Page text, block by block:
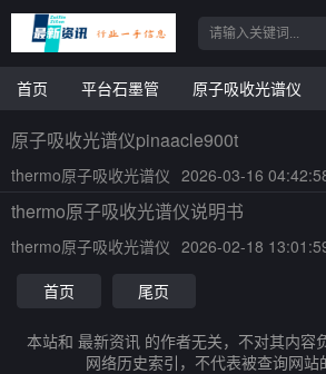
首页 平台石墨管 原子吸收光谱仪
原子吸收光谱仪pinaacle900t
thermo原子吸收光谱仪 2026-03-16
thermo原子吸收光谱仪说明书
thermo原子吸收光谱仪 2026-02-18
首页
尾页
本站和 最新资讯 的作者无关，不对其内容
网络历史索引，不代表被查询网站